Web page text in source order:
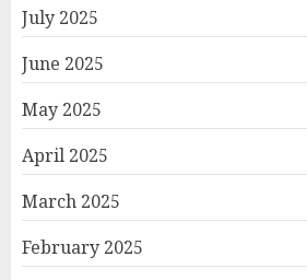
July 2025
June 2025
May 2025
April 2025
March 2025
February 2025